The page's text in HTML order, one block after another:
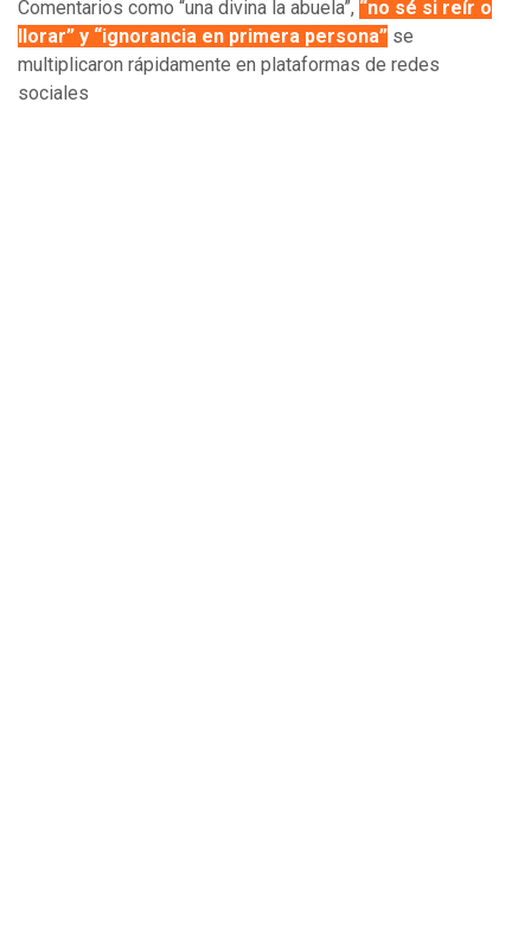
Comentarios como “una divina la abuela”, “no sé si reír o
llorar” y “ignorancia en primera persona” se
multiplicaron rápidamente en plataformas de redes
sociales